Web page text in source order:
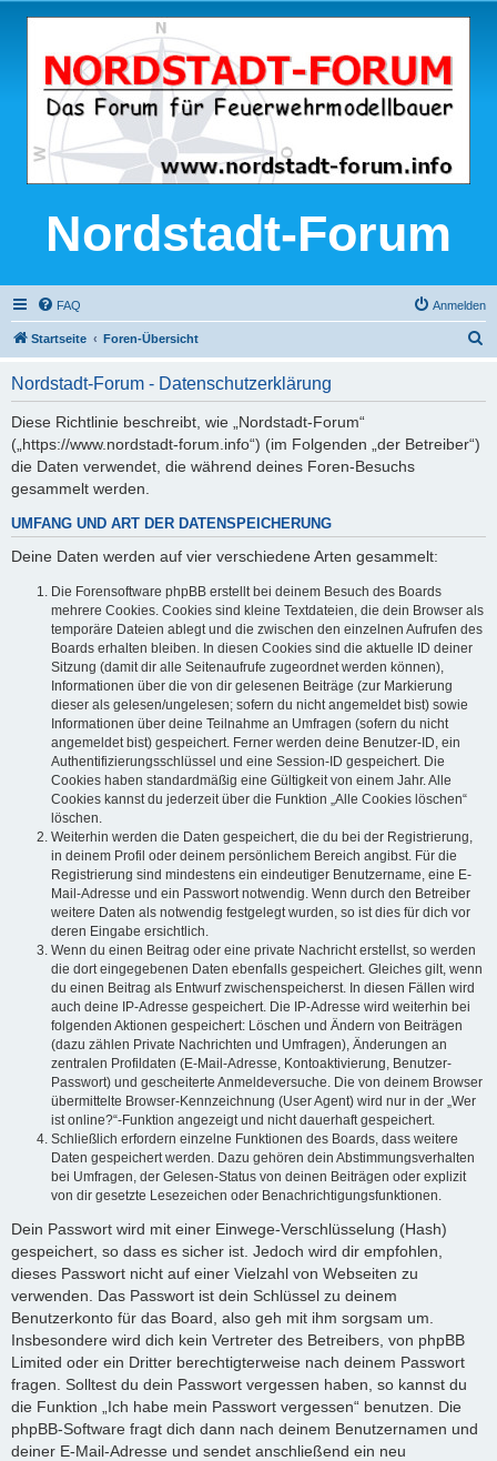
Nordstadt-Forum
FAQ Anmelden
Startseite Foren-Übersicht
Nordstadt-Forum - Datenschutzerklärung
Diese Richtlinie beschreibt, wie „Nordstadt-Forum“
(„https://www.nordstadt-forum.info“) (im Folgenden „der Betreiber“)
die Daten verwendet, die während deines Foren-Besuchs
gesammelt werden.
UMFANG UND ART DER DATENSPEICHERUNG
Deine Daten werden auf vier verschiedene Arten gesammelt:
Die Forensoftware phpBB erstellt bei deinem Besuch des Boards
mehrere Cookies. Cookies sind kleine Textdateien, die dein Browser als
temporäre Dateien ablegt und die zwischen den einzelnen Aufrufen des
Boards erhalten bleiben. In diesen Cookies sind die aktuelle ID deiner
Sitzung (damit dir alle Seitenaufrufe zugeordnet werden können),
Informationen über die von dir gelesenen Beiträge (zur Markierung
dieser als gelesen/ungelesen; sofern du nicht angemeldet bist) sowie
Informationen über deine Teilnahme an Umfragen (sofern du nicht
angemeldet bist) gespeichert. Ferner werden deine Benutzer-ID, ein
Authentifizierungsschlüssel und eine Session-ID gespeichert. Die
Cookies haben standardmäßig eine Gültigkeit von einem Jahr. Alle
Cookies kannst du jederzeit über die Funktion „Alle Cookies löschen“
löschen.
Weiterhin werden die Daten gespeichert, die du bei der Registrierung,
in deinem Profil oder deinem persönlichem Bereich angibst. Für die
Registrierung sind mindestens ein eindeutiger Benutzername, eine E-
Mail-Adresse und ein Passwort notwendig. Wenn durch den Betreiber
weitere Daten als notwendig festgelegt wurden, so ist dies für dich vor
deren Eingabe ersichtlich.
Wenn du einen Beitrag oder eine private Nachricht erstellst, so werden
die dort eingegebenen Daten ebenfalls gespeichert. Gleiches gilt, wenn
du einen Beitrag als Entwurf zwischenspeicherst. In diesen Fällen wird
auch deine IP-Adresse gespeichert. Die IP-Adresse wird weiterhin bei
folgenden Aktionen gespeichert: Löschen und Ändern von Beiträgen
(dazu zählen Private Nachrichten und Umfragen), Änderungen an
zentralen Profildaten (E-Mail-Adresse, Kontoaktivierung, Benutzer-
Passwort) und gescheiterte Anmeldeversuche. Die von deinem Browser
übermittelte Browser-Kennzeichnung (User Agent) wird nur in der „Wer
ist online?“-Funktion angezeigt und nicht dauerhaft gespeichert.
Schließlich erfordern einzelne Funktionen des Boards, dass weitere
Daten gespeichert werden. Dazu gehören dein Abstimmungsverhalten
bei Umfragen, der Gelesen-Status von deinen Beiträgen oder explizit
von dir gesetzte Lesezeichen oder Benachrichtigungsfunktionen.
Dein Passwort wird mit einer Einwege-Verschlüsselung (Hash)
gespeichert, so dass es sicher ist. Jedoch wird dir empfohlen,
dieses Passwort nicht auf einer Vielzahl von Webseiten zu
verwenden. Das Passwort ist dein Schlüssel zu deinem
Benutzerkonto für das Board, also geh mit ihm sorgsam um.
Insbesondere wird dich kein Vertreter des Betreibers, von phpBB
Limited oder ein Dritter berechtigterweise nach deinem Passwort
fragen. Solltest du dein Passwort vergessen haben, so kannst du
die Funktion „Ich habe mein Passwort vergessen“ benutzen. Die
phpBB-Software fragt dich dann nach deinem Benutzernamen und
deiner E-Mail-Adresse und sendet anschließend ein neu